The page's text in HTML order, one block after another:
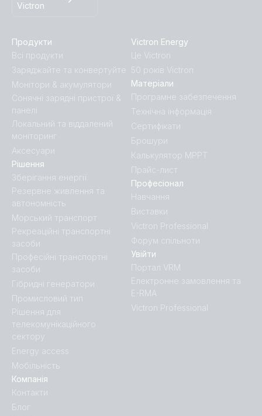
Victron
Продукти
Всі продукти
Заряджайте та конвертуйте
Монітори & акумулятори
Сонячні зарядні пристрої &
панелі
Локальний та віддалений
моніторинг
Аксесуари
Victron Energy
Це Victron
50 років Victron
Рішення
Зберігання енергії
Резервне живлення та
автономність
Морський транспорт
Рекреаційні транспортні
засоби
Професійні транспортні
засоби
Гібридні генератори
Промисловий тип
Рішення для
телекомунікаційного
сектору
Energy access
Мобільність
Компанія
Контакти
Блог
Матеріали
Програмне забезпечення
Технічна інформація
Сертифікати
Брошури
Калькулятор MPPT
Прайс-лист
Професіонал
Навчання
Виставки
Victron Professional
Форум спільноти
Увійти
Портал VRM
Електронне замовлення та
E-RMA
Victron Professional